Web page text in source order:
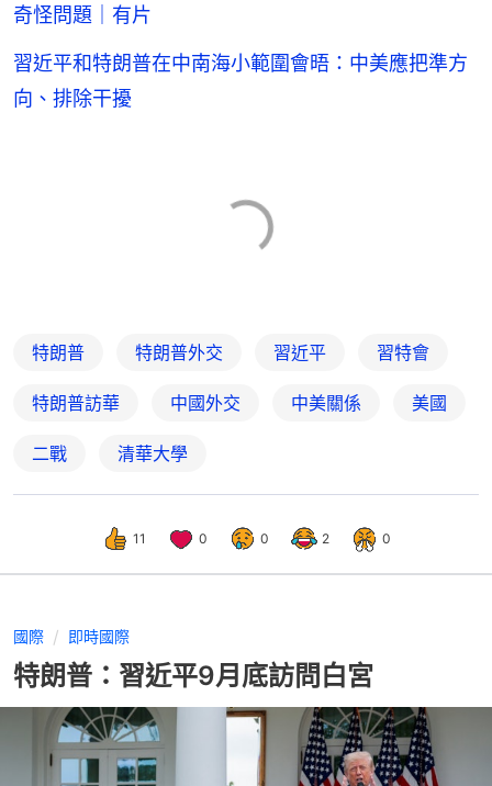
奇怪問題｜有片
習近平和特朗普在中南海小範圍會晤：中美應把準方
向、排除干擾
特朗普 特朗普外交 習近平 習特會
特朗普訪華 中國外交 中美關係 美國
二戰 清華大學
11 0 0 2 0
國際 即時國際
特朗普：習近平9月底訪問白宮